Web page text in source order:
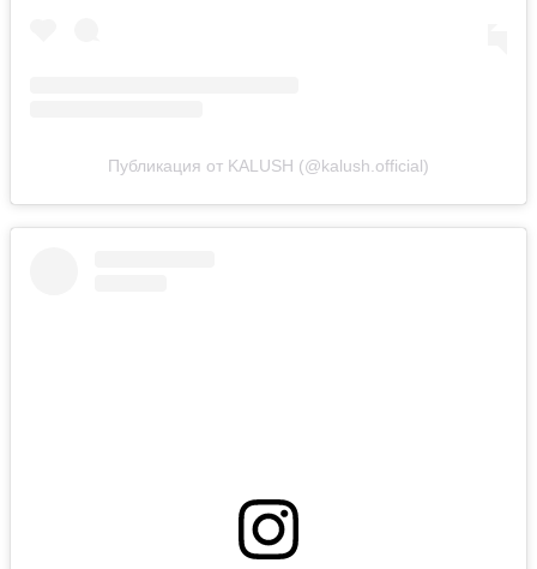
Публикация от KALUSH (@kalush.official)